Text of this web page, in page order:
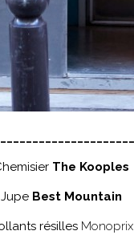
The Kooples
Jupe Best Mountain
résilles Monoprix